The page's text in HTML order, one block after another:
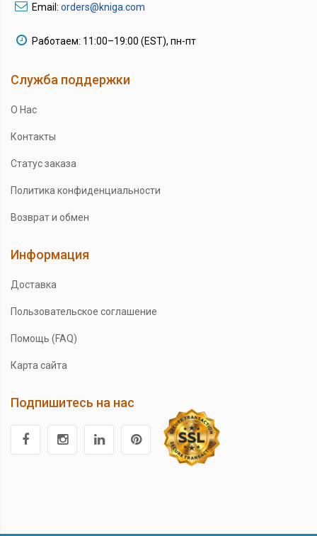
Email: orders@kniga.com
Работаем: 11:00–19:00 (EST), пн-пт
Служба поддержки
О Нас
Контакты
Статус заказа
Политика конфиденциальности
Возврат и обмен
Информация
Доставка
Пользовательское соглашение
Помощь (FAQ)
Карта сайта
Подпишитесь на нас